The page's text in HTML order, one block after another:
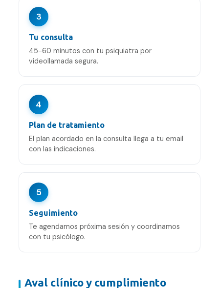
3
Tu consulta
45-60 minutos con tu psiquiatra por
videollamada segura.
4
Plan de tratamiento
El plan acordado en la consulta llega a tu email
con las indicaciones.
5
Seguimiento
Te agendamos próxima sesión y coordinamos
con tu psicólogo.
Aval clínico y cumplimiento